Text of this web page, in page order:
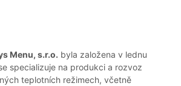
Menu, s.r.o. byla založena v lednu
specializuje na produkci a rozvoz
teplotních režimech, včetně